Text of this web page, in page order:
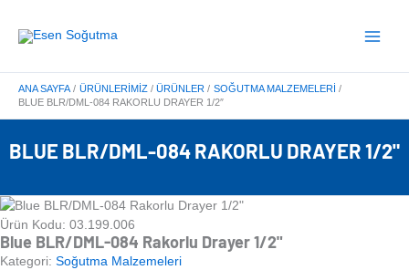
atla
Menu
ANA SAYFA ÜRÜNLERIMIZ ÜRÜNLER
SOĞUTMA MALZEMELERI
BLUE BLR/DML-084 RAKORLU DRAYER 1/2″
BLUE BLR/DML-084 RAKORLU DRAYER 1/2"
Ürün Kodu: 03.199.006
Blue BLR/DML-084 Rakorlu Drayer 1/2"
Kategori: Soğutma Malzemeleri